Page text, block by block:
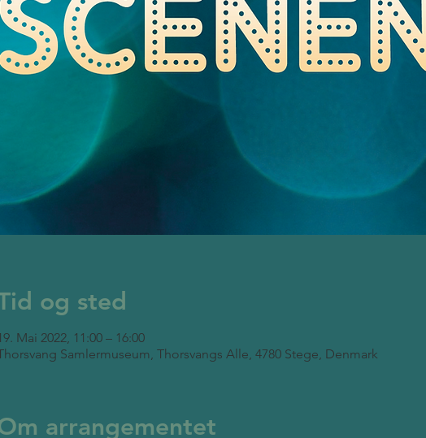
og sted
Mai 2022, 11:00 – 16:00
Samlermuseum, Thorsvangs Alle, 4780 Stege, Denmark
arrangementet